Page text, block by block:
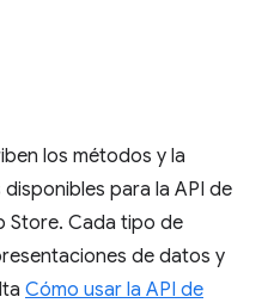
los métodos y la
para la API de
Store. Cada tipo de
de datos y
Cómo usar la API de